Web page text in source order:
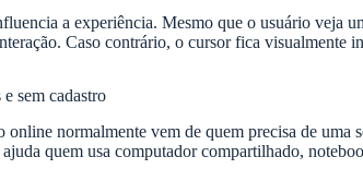
a experiência. Mesmo que o usuário veja
Caso contrário, o cursor fica visualmente
sem cadastro
online normalmente vem de quem precisa de
quem usa computador compartilhado,